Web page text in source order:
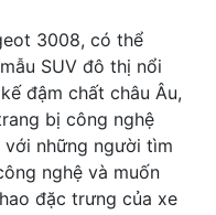
3008, có thể
SUV đô thị nổi
đậm chất châu Âu,
bị công nghệ
với những người tìm
nghệ và muốn
đặc trưng của xe